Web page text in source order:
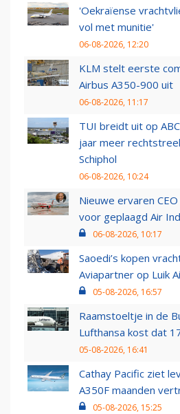
'Oekraïense
vol met munitie'
06-08-2026, 12:20
KLM stelt eerste
Airbus A350-900 uit
06-08-2026, 11:17
TUI breidt uit op
jaar meer
Schiphol
06-08-2026, 10:24
Nieuwe ervaren
voor geplaagd Air
06-08-2026, 10:17
Saoedi’s kopen
Aviapartner op Luik
05-08-2026, 16:57
Raamstoeltje in de
Lufthansa kost dat
05-08-2026, 16:41
Cathay Pacific ziet
A350F maanden
05-08-2026, 15:25